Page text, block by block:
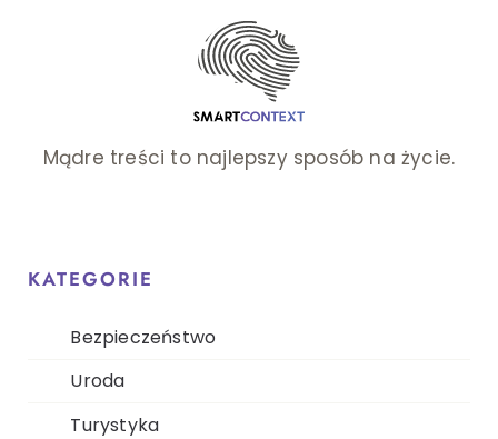
Mądre treści to najlepszy sposób na życie.
KATEGORIE
Bezpieczeństwo
Uroda
Turystyka